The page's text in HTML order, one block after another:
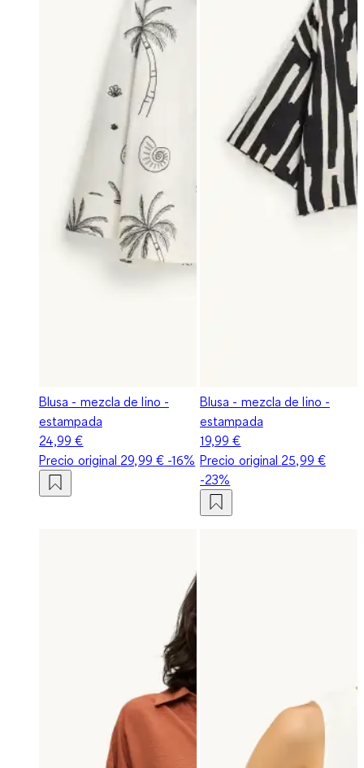
Blusa - mezcla de lino -
estampada
24,99 €
Precio original 29,99 €-16%
Blusa - mezcla de lino -
estampada
19,99 €
Precio original 25,99 €
-23%